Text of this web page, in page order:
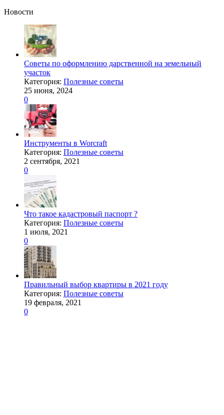
Новости
Советы по оформлению дарственной на земельный
участок
Категория: Полезные советы
25 июня, 2024
0
Инструменты в Worcraft
Категория: Полезные советы
2 сентября, 2021
0
Что такое кадастровый паспорт ?
Категория: Полезные советы
1 июля, 2021
0
Правильный выбор квартиры в 2021 году
Категория: Полезные советы
19 февраля, 2021
0